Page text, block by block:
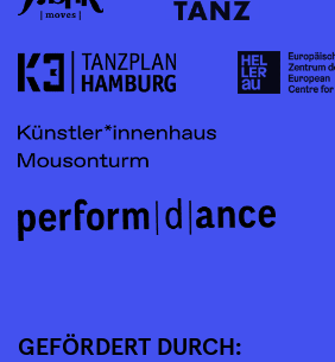
GEFÖRDERT DURCH: